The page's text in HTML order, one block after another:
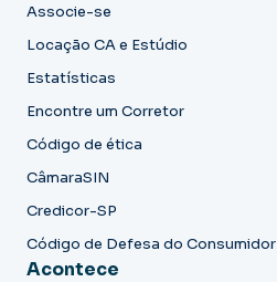
Associe-se
Locação CA e Estúdio
Estatísticas
Encontre um Corretor
Código de ética
CâmaraSIN
Credicor-SP
Código de Defesa do Consumidor
Acontece